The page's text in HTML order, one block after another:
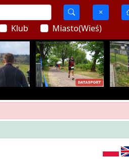
Klub Miasto(Wieś)